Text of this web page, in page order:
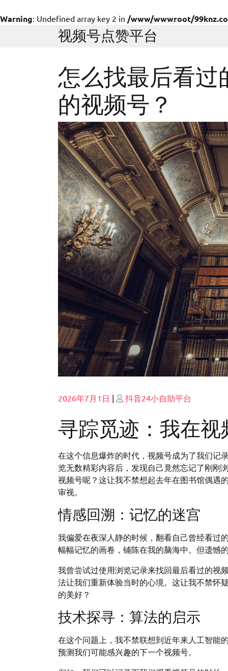
Warning: Undefined array key 2 in /www/wwwroot/
视频号点赞平台
怎么找最后看过
的视频号？
Posted
2026年7月1日 | Posted
抖音24小自助平台
寻踪觅迹：我在
在这个信息爆炸的时代，视频号成为了我们记
览无数精彩内容后，发现自己竟然忘记了刚刚
视频号呢？这让我不禁想起去年在图书馆偶遇
审视。
情感回溯：记忆的迷宫
我偏爱在夜深人静的时候，翻看自己曾经看过
幅幅记忆的画卷，铺陈在我的脑海中。但遗憾
我曾尝试过使用浏览记录来找回最后看过的视
法让我们重新体验当时的心境。这让我不禁怀
的美好？
技术探寻：算法的启示
在这个问题上，我不禁联想到近年来人工智能
预测我们可能感兴趣的下一个视频号。